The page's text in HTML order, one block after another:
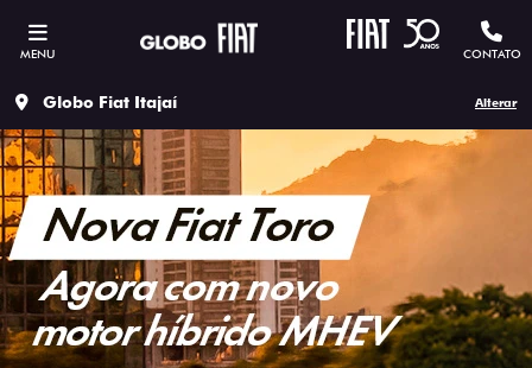
MENU CONTATO
Globo Fiat Itajaí Alterar